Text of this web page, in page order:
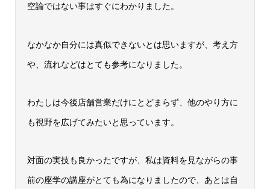
空論ではない事はすぐにわかりました。
なかなか自分には真似できないとは思いますが、考え方
や、流れなどはとても参考になりました。
わたしは今後店舗営業だけにとどまらず、他のやり方に
も視野を広げてみたいと思っています。
対面の実技も良かったですが、私は資料を見ながらの事
前の座学の講座がとても為になりましたので、あとは自